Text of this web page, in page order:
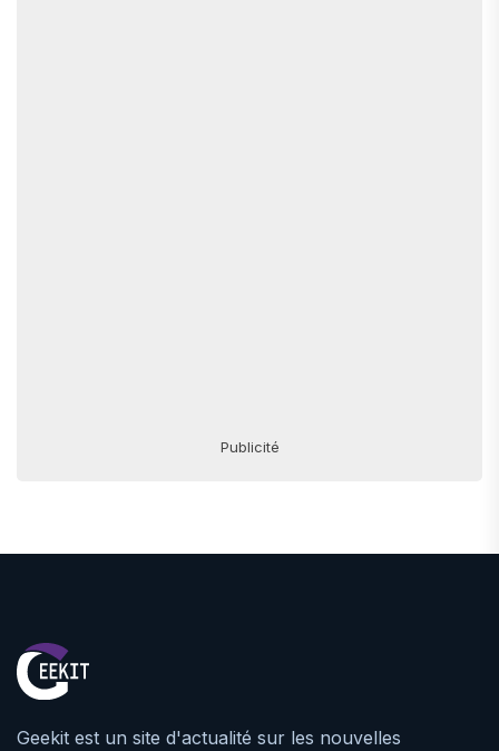
Publicité
Geekit est un site d'actualité sur les nouvelles